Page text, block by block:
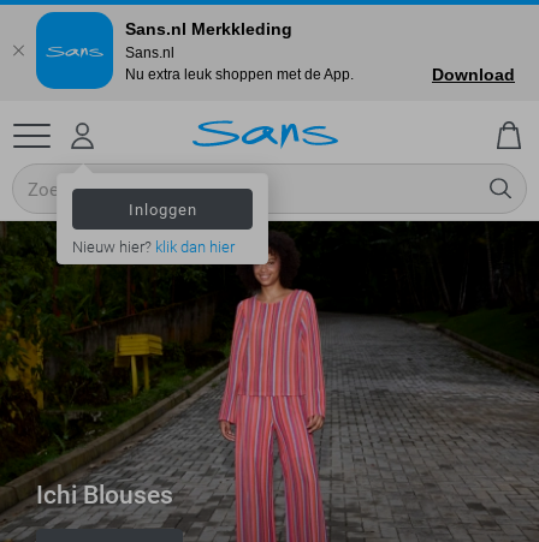
Inloggen
Nieuw hier? klik dan hier
Ichi Blouses
Sans.nl Merkkleding
Sans.nl
Nu extra leuk shoppen met de App.
Download